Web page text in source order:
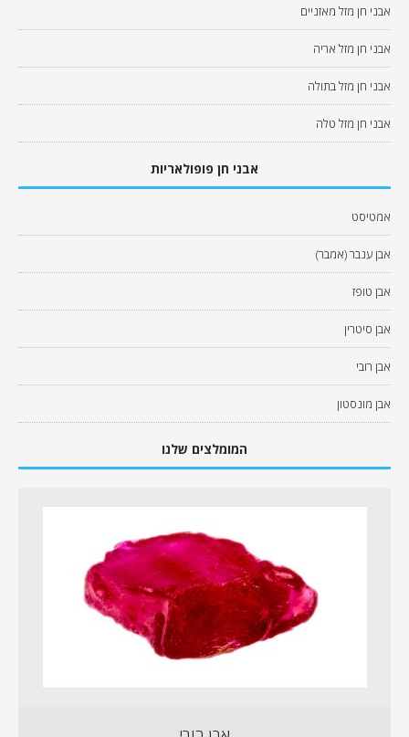
אבני חן מזל מאזניים
אבני חן מזל אריה
אבני חן מזל בתולה
אבני חן מזל טלה
אבני חן פופולאריות
אמטיסט
אבן ענבר (אמבר)
אבן טופז
אבן סיטרין
אבן רובי
אבן מונסטון
המומלצים שלנו